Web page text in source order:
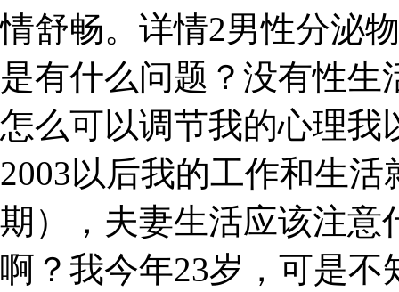
情舒畅。详情2男性分泌
是有什么问题？没有性生
怎么可以调节我的心理我
2003以后我的工作和生
期），夫妻生活应该注意
啊？我今年23岁，可是